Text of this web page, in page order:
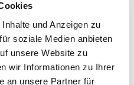
und Anzeigen zu
soziale Medien anbieten
unsere Website zu
wir Informationen zu Ihrer
an unsere Partner für
Reise voller süßer